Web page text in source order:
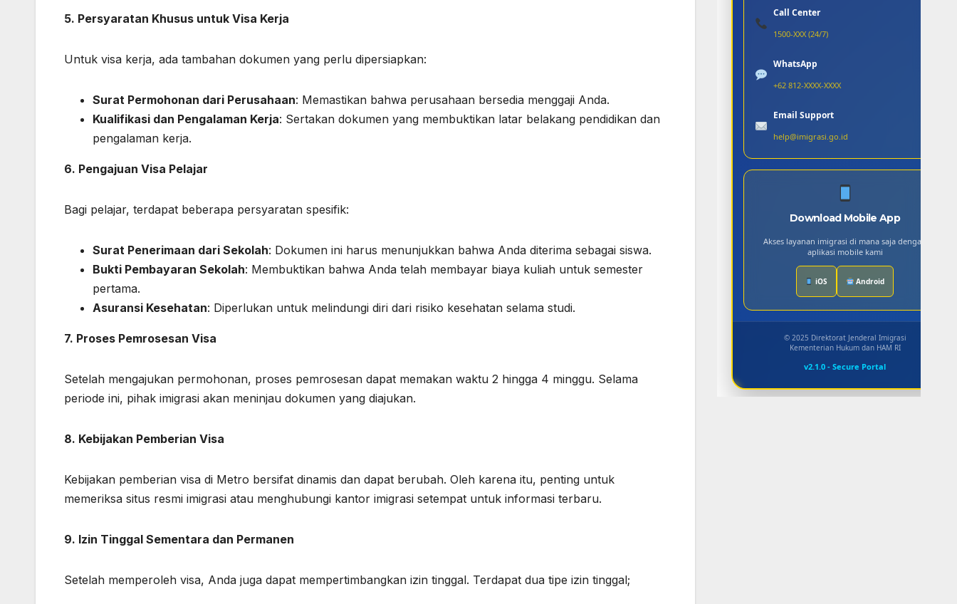
5. Persyaratan Khusus untuk Visa Kerja
Untuk visa kerja, ada tambahan dokumen yang perlu dipersiapkan:
Surat Permohonan dari Perusahaan: Memastikan bahwa perusahaan bersedia menggaji Anda.
Kualifikasi dan Pengalaman Kerja: Sertakan dokumen yang membuktikan latar belakang pendidikan dan
pengalaman kerja.
6. Pengajuan Visa Pelajar
Bagi pelajar, terdapat beberapa persyaratan spesifik:
Surat Penerimaan dari Sekolah: Dokumen ini harus menunjukkan bahwa Anda diterima sebagai siswa.
Bukti Pembayaran Sekolah: Membuktikan bahwa Anda telah membayar biaya kuliah untuk semester
pertama.
Asuransi Kesehatan: Diperlukan untuk melindungi diri dari risiko kesehatan selama studi.
7. Proses Pemrosesan Visa
Setelah mengajukan permohonan, proses pemrosesan dapat memakan waktu 2 hingga 4 minggu. Selama
periode ini, pihak imigrasi akan meninjau dokumen yang diajukan.
8. Kebijakan Pemberian Visa
Kebijakan pemberian visa di Metro bersifat dinamis dan dapat berubah. Oleh karena itu, penting untuk
memeriksa situs resmi imigrasi atau menghubungi kantor imigrasi setempat untuk informasi terbaru.
9. Izin Tinggal Sementara dan Permanen
Setelah memperoleh visa, Anda juga dapat mempertimbangkan izin tinggal. Terdapat dua tipe izin tinggal;
Call Center
1500-XXX (24/7)
WhatsApp
+62 812-XXXX-XXXX
Email Support
help@imigrasi.go.id
Download Mobile App
Akses layanan imigrasi di mana saja dengan
aplikasi mobile kami
iOS Android
© 2025 Direktorat Jenderal Imigrasi
Kementerian Hukum dan HAM RI
v2.1.0 - Secure Portal